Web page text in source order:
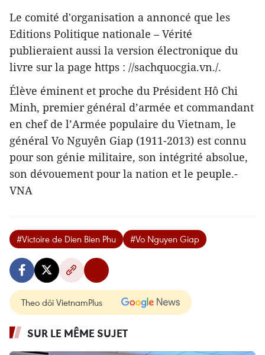
Le comité d'organisation a annoncé que les
Editions Politique nationale – Vérité
publieraient aussi la version électronique du
livre sur la page https : //sachquocgia.vn./.
Élève éminent et proche du Président Hô Chi
Minh, premier général d’armée et commandant
en chef de l’Armée populaire du Vietnam, le
général Vo Nguyên Giap (1911-2013) est connu
pour son génie militaire, son intégrité absolue,
son dévouement pour la nation et le peuple.-
VNA
#Victoire de Dien Bien Phu #Vo Nguyen Giap
Theo dõi VietnamPlus
SUR LE MÊME SUJET